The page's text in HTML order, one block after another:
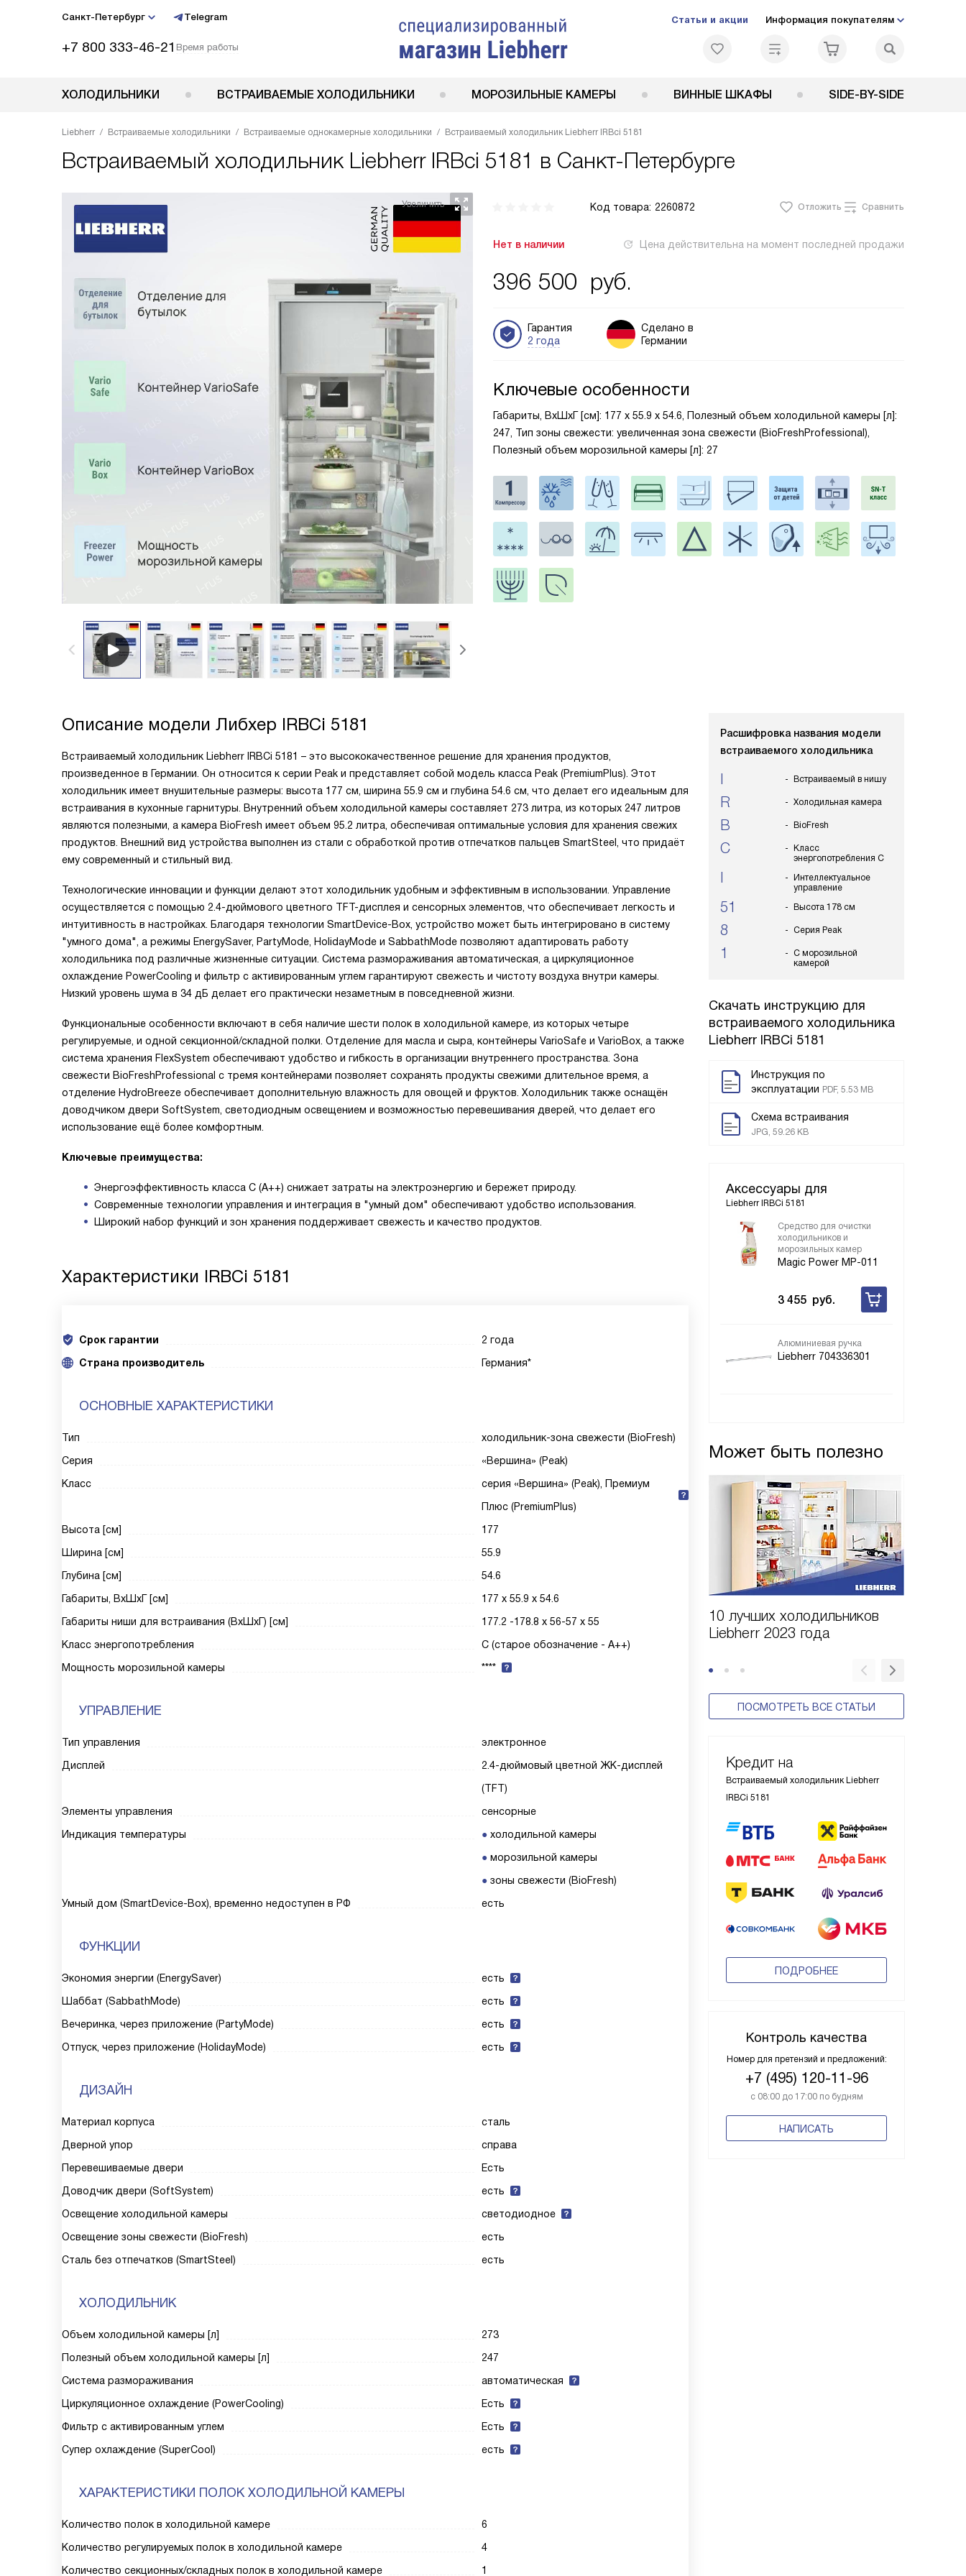
Санкт-Петербург Telegram
+7 800 333-46-21 Время работы
Статьи и акции Информация покупателям
ХОЛОДИЛЬНИКИ ВСТРАИВАЕМЫЕ ХОЛОДИЛЬНИКИ МОРОЗИЛЬНЫЕ КАМЕРЫ ВИННЫЕ ШКАФЫ SIDE-BY-SIDE
Liebherr Встраиваемые холодильники Встраиваемые однокамерные холодильники Встраиваемый холодильник Liebherr IRBci 5181
Встраиваемый холодильник Liebherr IRBci 5181 в Санкт-Петербурге
Код товара: 2260872 Отложить Сравнить
Нет в наличии Цена действительна на момент последней продажи
396 500 руб.
Гарантия
2 года
Сделано в
Германии
Ключевые особенности
Габариты, ВxШxГ [см]: 177 х 55.9 х 54.6, Полезный объем холодильной камеры [л]:
247, Тип зоны свежести: увеличенная зона свежести (BioFreshProfessional),
Полезный объем морозильной камеры [л]: 27
Расшифровка названия модели
встраиваемого холодильника
Встраиваемый в нишу
R Холодильная камера
B BioFresh
C
Класс
энергопотребления C
Интеллектуальное
управление
51 Высота 178 см
8 Серия Peak
1
С морозильной
камерой
Скачать инструкцию для
встраиваемого холодильника
Liebherr IRBCi 5181
Инструкция по
эксплуатации PDF, 5.53 MB
Схема встраивания
JPG, 59.26 KB
Аксессуары для
Liebherr IRBCi 5181
Средство для очистки
холодильников и
морозильных камер
Magic Power MP-011
3 455 руб.
Алюминиевая ручка
Liebherr 704336301
Может быть полезно
10 лучших холодильников
Liebherr 2023 года
ПОСМОТРЕТЬ ВСЕ СТАТЬИ
Кредит на
Встраиваемый холодильник Liebherr
IRBCi 5181
ПОДРОБНЕЕ
Контроль качества
Номер для претензий и предложений:
+7 (495) 120-11-96
с 08:00 до 17:00 по будням
НАПИСАТЬ
Описание модели Либхер IRBCi 5181
Встраиваемый холодильник Liebherr IRBCi 5181 – это высококачественное решение для хранения продуктов,
произведенное в Германии. Он относится к серии Peak и представляет собой модель класса Peak (PremiumPlus). Этот
холодильник имеет внушительные размеры: высота 177 см, ширина 55.9 см и глубина 54.6 см, что делает его идеальным для
встраивания в кухонные гарнитуры. Внутренний объем холодильной камеры составляет 273 литра, из которых 247 литров
являются полезными, а камера BioFresh имеет объем 95.2 литра, обеспечивая оптимальные условия для хранения свежих
продуктов. Внешний вид устройства выполнен из стали с обработкой против отпечатков пальцев SmartSteel, что придаёт
ему современный и стильный вид.
Технологические инновации и функции делают этот холодильник удобным и эффективным в использовании. Управление
осуществляется с помощью 2.4-дюймового цветного TFT-дисплея и сенсорных элементов, что обеспечивает легкость и
интуитивность в настройках. Благодаря технологии SmartDevice-Box, устройство может быть интегрировано в систему
"умного дома", а режимы EnergySaver, PartyMode, HolidayMode и SabbathMode позволяют адаптировать работу
холодильника под различные жизненные ситуации. Система размораживания автоматическая, а циркуляционное
охлаждение PowerCooling и фильтр с активированным углем гарантируют свежесть и чистоту воздуха внутри камеры.
Низкий уровень шума в 34 дБ делает его практически незаметным в повседневной жизни.
Функциональные особенности включают в себя наличие шести полок в холодильной камере, из которых четыре
регулируемые, и одной секционной/складной полки. Отделение для масла и сыра, контейнеры VarioSafe и VarioBox, а также
система хранения FlexSystem обеспечивают удобство и гибкость в организации внутреннего пространства. Зона
свежести BioFreshProfessional с тремя контейнерами позволяет сохранять продукты свежими длительное время, а
отделение HydroBreeze обеспечивает дополнительную влажность для овощей и фруктов. Холодильник также оснащён
доводчиком двери SoftSystem, светодиодным освещением и возможностью перевешивания дверей, что делает его
использование ещё более комфортным.
Ключевые преимущества:
Энергоэффективность класса C (A++) снижает затраты на электроэнергию и бережет природу.
Современные технологии управления и интеграция в "умный дом" обеспечивают удобство использования.
Широкий набор функций и зон хранения поддерживает свежесть и качество продуктов.
Характеристики IRBCi 5181
Срок гарантии
2 года
Cтрана производитель
Германия*
ОСНОВНЫЕ ХАРАКТЕРИСТИКИ
Тип
холодильник-зона свежести (BioFresh)
Серия
«Вершина» (Peak)
Класс
серия «Вершина» (Peak), Премиум
Плюс (PremiumPlus)
Высота [см]
177
Ширина [см]
55.9
Глубина [см]
54.6
Габариты, ВxШxГ [см]
177 х 55.9 х 54.6
Габариты ниши для встраивания (ВxШxГ) [см]
177.2 -178.8 х 56-57 х 55
Класс энергопотребления
C (старое обозначение - A++)
Мощность морозильной камеры
****
УПРАВЛЕНИЕ
Тип управления
электронное
Дисплей
2.4-дюймовый цветной ЖК-дисплей
(TFT)
Элементы управления
сенсорные
Индикация температуры
холодильной камеры
морозильной камеры
зоны свежести (BioFresh)
Умный дом (SmartDevice-Box), временно недоступен в РФ
есть
ФУНКЦИИ
Экономия энергии (EnergySaver)
есть
Шаббат (SabbathMode)
есть
Вечеринка, через приложение (PartyMode)
есть
Отпуск, через приложение (HolidayMode)
есть
ДИЗАЙН
Материал корпуса
сталь
Дверной упор
справа
Перевешиваемые двери
Есть
Доводчик двери (SoftSystem)
есть
Освещение холодильной камеры
светодиодное
Освещение зоны свежести (BioFresh)
есть
Сталь без отпечатков (SmartSteel)
есть
ХОЛОДИЛЬНИК
Объем холодильной камеры [л]
273
Полезный объем холодильной камеры [л]
247
Система размораживания
автоматическая
Циркуляционное охлаждение (PowerCooling)
Есть
Фильтр с активированным углем
Есть
Супер охлаждение (SuperCool)
есть
ХАРАКТЕРИСТИКИ ПОЛОК ХОЛОДИЛЬНОЙ КАМЕРЫ
Количество полок в холодильной камере
6
Количество регулируемых полок в холодильной камере
4
Количество секционных/складных полок в холодильной камере
1